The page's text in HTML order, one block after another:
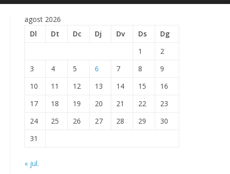
agost 2026
Dl
Dt Dc Dj Dv Ds
Dg
1
2
3
4 5 6 7 8
9
10
11 12 13 14 15
16
17
18 19 20 21 22
23
24
25 26 27 28 29
30
31
« jul.